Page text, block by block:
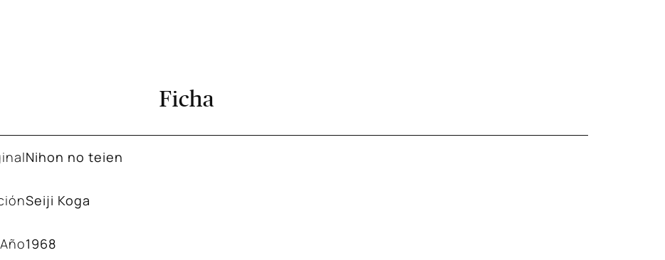
Ficha
Nihon no teien
Seiji Koga
Año1968